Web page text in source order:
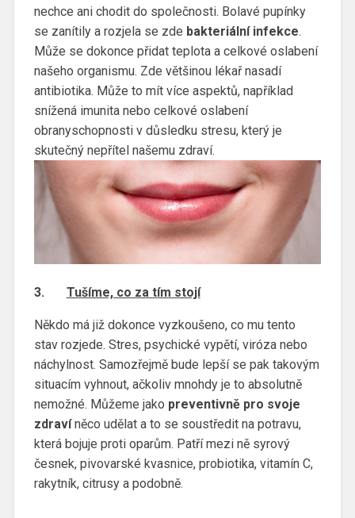
nechce ani chodit do společnosti. Bolavé pupínky
se zanítily a rozjela se zde bakteriální infekce.
Může se dokonce přidat teplota a celkové oslabení
našeho organismu. Zde většinou lékař nasadí
antibiotika. Může to mít více aspektů, například
snížená imunita nebo celkové oslabení
obranyschopnosti v důsledku stresu, který je
skutečný nepřítel našemu zdraví.
3. Tušíme, co za tím stojí
Někdo má již dokonce vyzkoušeno, co mu tento
stav rozjede. Stres, psychické vypětí, viróza nebo
náchylnost. Samozřejmě bude lepší se pak takovým
situacím vyhnout, ačkoliv mnohdy je to absolutně
nemožné. Můžeme jako preventivně pro svoje
zdravíněco udělat a to se soustředit na potravu,
která bojuje proti oparům. Patří mezi ně syrový
česnek, pivovarské kvasnice, probiotika, vitamín C,
rakytník, citrusy a podobně.